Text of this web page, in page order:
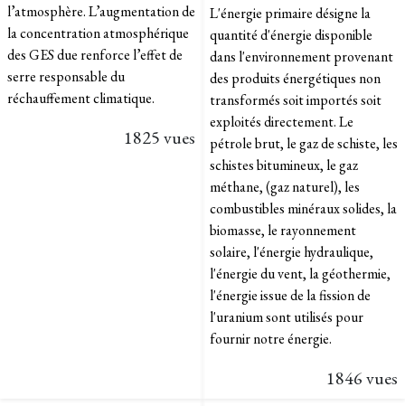
l’atmosphère. L’augmentation de
la concentration atmosphérique
des GES due renforce l’effet de
serre responsable du
réchauffement climatique.
1825 vues
L'énergie primaire désigne la
quantité d'énergie disponible
dans l'environnement provenant
des produits énergétiques non
transformés soit importés soit
exploités directement. Le
pétrole brut, le gaz de schiste, les
schistes bitumineux, le gaz
méthane, (gaz naturel), les
combustibles minéraux solides, la
biomasse, le rayonnement
solaire, l'énergie hydraulique,
l'énergie du vent, la géothermie,
l'énergie issue de la fission de
l'uranium sont utilisés pour
fournir notre énergie.
1846 vues